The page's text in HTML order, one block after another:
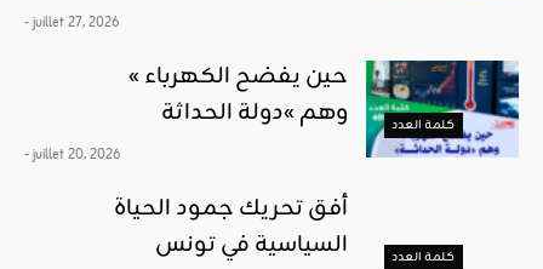
- juillet 27, 2026
كلمة العدد
« حين يفضح الكهرباء
وهم »دولة الحداثة
- juillet 20, 2026
كلمة العدد
أفق تحريك جمود الحياة
السياسية في تونس